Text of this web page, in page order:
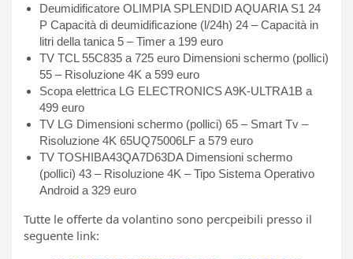
Deumidificatore OLIMPIA SPLENDID AQUARIA S1 24
P Capacità di deumidificazione (l/24h) 24 – Capacità in
litri della tanica 5 – Timer a 199 euro
TV TCL 55C835 a 725 euro Dimensioni schermo (pollici)
55 – Risoluzione 4K a 599 euro
Scopa elettrica LG ELECTRONICS A9K-ULTRA1B a
499 euro
TV LG Dimensioni schermo (pollici) 65 – Smart Tv –
Risoluzione 4K 65UQ75006LF a 579 euro
TV TOSHIBA43QA7D63DA Dimensioni schermo
(pollici) 43 – Risoluzione 4K – Tipo Sistema Operativo
Android a 329 euro
Tutte le offerte da volantino sono percpeibili presso il
seguente link: